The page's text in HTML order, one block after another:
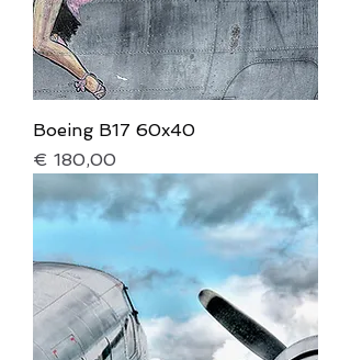
Boeing B17 60x40
Prijs
€ 180,00